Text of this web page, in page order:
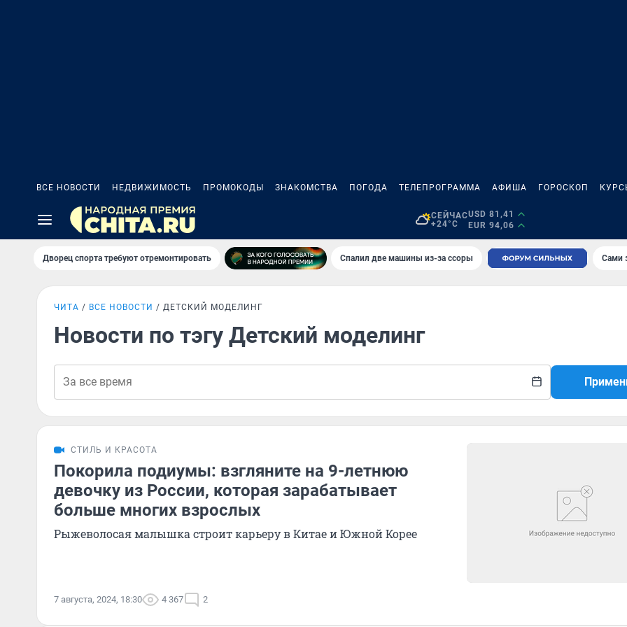
ВСЕ НОВОСТИ НЕДВИЖИМОСТЬ ПРОМОКОДЫ ЗНАКОМСТВА ПОГОДА ТЕЛЕПРОГРАММА АФИША ГОРОСКОП
СЕЙЧАС
+24°C
USD 81,41
EUR 94,06
Дворец спорта требуют отремонтировать Спалил две машины из-за ссоры Сами
ЧИТА ВСЕ НОВОСТИ ДЕТСКИЙ МОДЕЛИНГ
Новости по тэгу Детский моделинг
СТИЛЬ И КРАСОТА
Покорила подиумы: взгляните на 9-летнюю
девочку из России, которая зарабатывает
больше многих взрослых
Рыжеволосая малышка строит карьеру в Китае и Южной Корее
7 августа, 2024, 18:30 4 367 2